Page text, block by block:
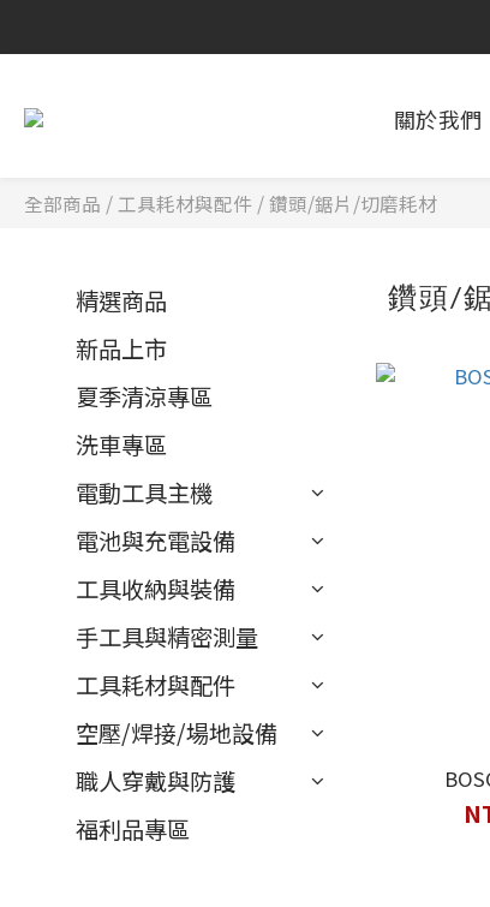
限
關於我們
全部商品 / 工具耗材與配件 / 鑽頭/鋸片/切磨耗材
精選商品
新品上市
夏季清涼專區
洗車專區
電動工具主機
電池與充電設備
工具收納與裝備
手工具與精密測量
工具耗材與配件
空壓/焊接/場地設備
職人穿戴與防護
福利品專區
鑽頭/